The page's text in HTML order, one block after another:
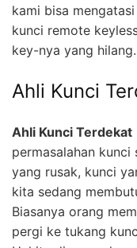
kami bisa
kunci remote
key-nya yang hilang.
Ahli Kunci
Ahli Kunci Terdekat
permasalahan
yang rusak, kunci
kita sedang
Biasanya orang
pergi ke tukang